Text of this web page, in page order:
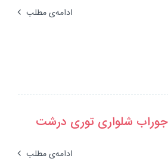
ادامه‌ی مطلب
جوراب شلواری توری درشت
ادامه‌ی مطلب